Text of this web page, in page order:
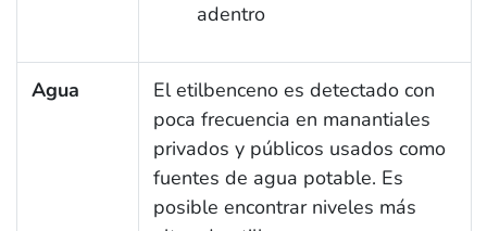
adentro
Agua
El etilbenceno es detectado con
poca frecuencia en manantiales
privados y públicos usados como
fuentes de agua potable. Es
posible encontrar niveles más